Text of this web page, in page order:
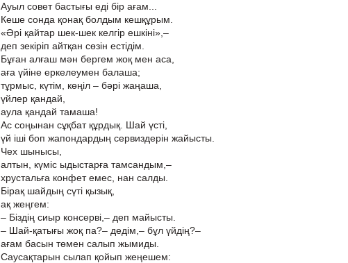
Ауыл совет бастығы еді бір ағам...
Кеше сонда қонақ болдым кешқұрым.
«Әрі қайтар шек-шек келгір ешкіні»,–
деп зекіріп айтқан сөзін естідім.
Бұған алғаш мән бергем жоқ мен аса,
аға үйіне еркелеумен балаша;
тұрмыс, күтім, көңіл – бәрі жаңаша,
үйлер қандай,
аула қандай тамаша!
Ас соңынан сұқбат құрдық. Шай үсті,
үй іші боп жапондардың сервиздерін жайысты.
Чех шынысы,
алтын, күміс ыдыстарға тамсандым,–
хрустальға конфет емес, нан салды.
Бірақ шайдың сүті қызық,
ақ жеңгем:
– Біздің сиыр консерві,– деп майысты.
– Шай-қатығы жоқ па?– дедім,– бұл үйдің?–
ағам басын төмен салып жымиды.
Саусақтарын сылап қойып жеңешем: